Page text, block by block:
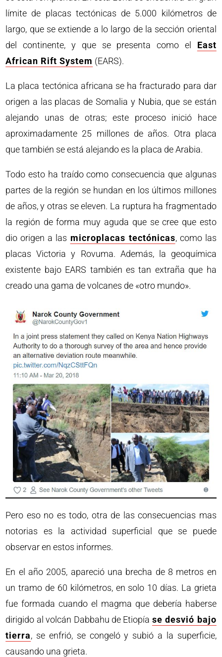
límite de placas tectónicas de 5.000 kilómetros de
largo, que se extiende a lo largo de la sección oriental
del continente, y que se presenta como el East
African Rift System (EARS).
La placa tectónica africana se ha fracturado para dar
origen a las placas de Somalia y Nubia, que se están
alejando unas de otras; este proceso inició hace
aproximadamente 25 millones de años. Otra placa
que también se está alejando es la placa de Arabia.
Todo esto ha traído como consecuencia que algunas
partes de la región se hundan en los últimos millones
de años, y otras se eleven. La ruptura ha fragmentado
la región de forma muy aguda que se cree que esto
dio origen a las microplacas tectónicas, como las
placas Victoria y Rovuma. Además, la geoquímica
existente bajo EARS también es tan extraña que ha
creado una gama de volcanes de «otro mundo».
Pero eso no es todo, otra de las consecuencias mas
notorias es la actividad superficial que se puede
observar en estos informes.
En el año 2005, apareció una brecha de 8 metros en
un tramo de 60 kilómetros, en solo 10 días. La grieta
fue formada cuando el magma que debería haberse
dirigido al volcán Dabbahu de Etiopía se desvió bajo
tierra, se enfrió, se congeló y subió a la superficie,
causando una grieta.